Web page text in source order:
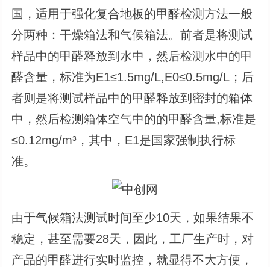
国，适用于强化复合地板的甲醛检测方法一般
分两种：干燥箱法和气候箱法。前者是将测试
样品中的甲醛释放到水中，然后检测水中的甲
醛含量，标准为E1≤1.5mg/L,E0≤0.5mg/L；后
者则是将测试样品中的甲醛释放到密封的箱体
中，然后检测箱体空气中的的甲醛含量,标准是
≤0.12mg/m³，其中，E1是国家强制执行标
准。
由于气候箱法测试时间至少10天，如果结果不
稳定，甚至需要28天，因此，工厂生产时，对
产品的甲醛进行实时监控，就显得不大方便，